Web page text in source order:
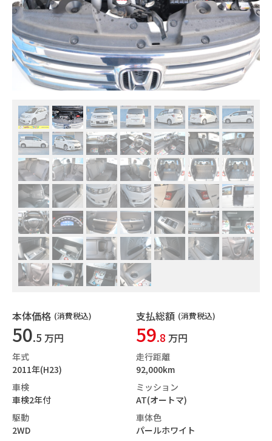
本体価格 (消費税込)
50.5 万円
支払総額 (消費税込)
59.8 万円
年式
2011年(H23)
走行距離
92,000km
車検
車検2年付
ミッション
AT(オートマ)
駆動
2WD
車体色
パールホワイト